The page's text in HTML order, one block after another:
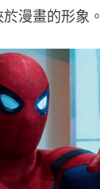
漫畫的形象。